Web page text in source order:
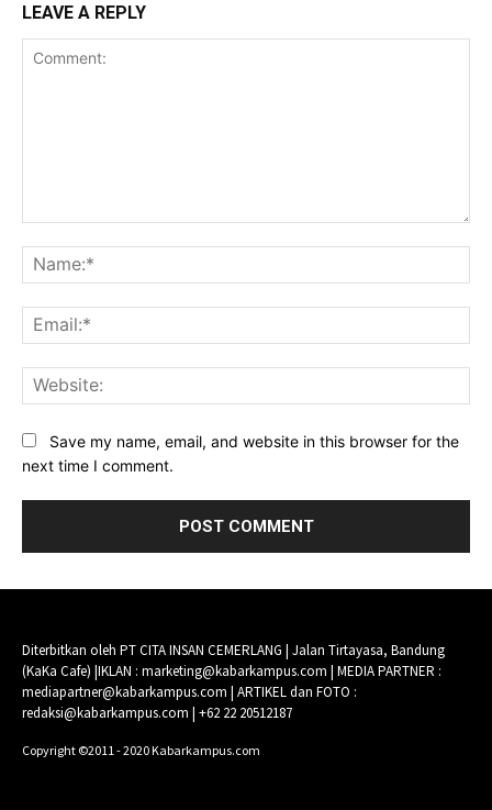
LEAVE A REPLY
Save my name, email, and website in this browser for the
next time I comment.
Diterbitkan oleh PT CITA INSAN CEMERLANG | Jalan Tirtayasa, Bandung
(KaKa Cafe) |IKLAN : marketing@kabarkampus.com | MEDIA PARTNER :
mediapartner@kabarkampus.com | ARTIKEL dan FOTO :
redaksi@kabarkampus.com | +62 22 20512187
Copyright ©2011 - 2020 Kabarkampus.com